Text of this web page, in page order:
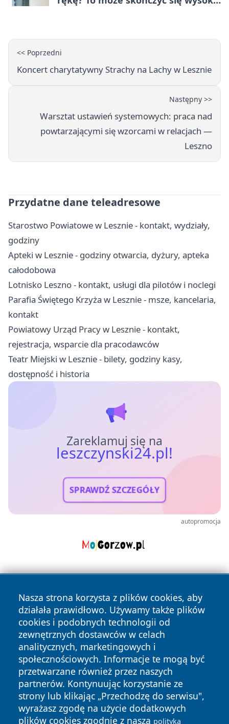
<< Poprzedni
Koncert charytatywny Strachy na Lachy w Lesznie
Następny >>
Warsztat ustawień systemowych: praca nad
powtarzającymi się wzorcami w relacjach —
Leszno
Przydatne dane teleadresowe
Starostwo Powiatowe w Lesznie - kontakt, wydziały,
godziny
Apteki w Lesznie - godziny otwarcia, dyżury, apteka
całodobowa
Lotnisko Leszno - kontakt, usługi dla pilotów i noclegi
Parafia Świętego Krzyża w Lesznie - msze, kancelaria,
kontakt
Powiatowy Urząd Pracy w Lesznie - kontakt,
rejestracja, wsparcie dla pracodawców
Teatr Miejski w Lesznie - bilety, godziny kasy,
dostępność i historia
Zareklamuj się na
leszczynski24.pl!
SPRAWDŹ SZCZEGÓŁY
autopromocja
Nasza strona korzysta z plików cookies, aby
działała prawidłowo. Używamy także plików
cookies i podobnych technologii od
zewnętrznych dostawców w celach
analitycznych, marketingowych i
społecznościowych. Informacje te mogą być
przetwarzane również przez naszych
partnerów. Kontynuując korzystanie ze
strony lub klikając „Przechodzę do serwisu",
wyrażasz zgodę na użycie dodatkowych
plików cookies zgodnie z naszą polityką
Copyright © 2026 leszczynski24.pl Wszystkie prawa
zastrzeżone.
News Autorzy
Polityka
Prywatności
Polityka
Cookies